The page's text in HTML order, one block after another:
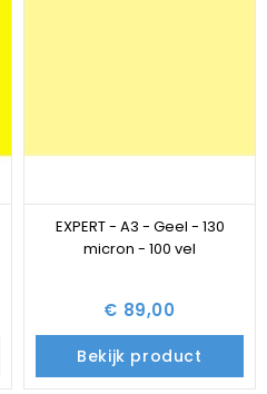
EXPERT - A3 - Geel - 130
micron - 100 vel
€ 89,00
Bekijk product